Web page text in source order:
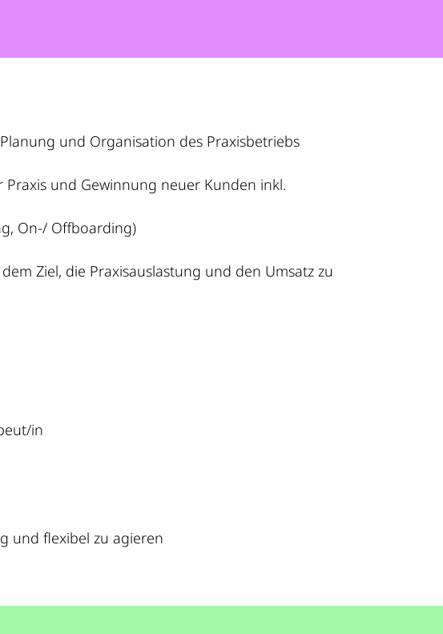
und Organisation des Praxisbetriebs
und Gewinnung neuer Kunden inkl.
On-/ Offboarding)
Ziel, die Praxisauslastung und den Umsatz zu
in
und flexibel zu agieren